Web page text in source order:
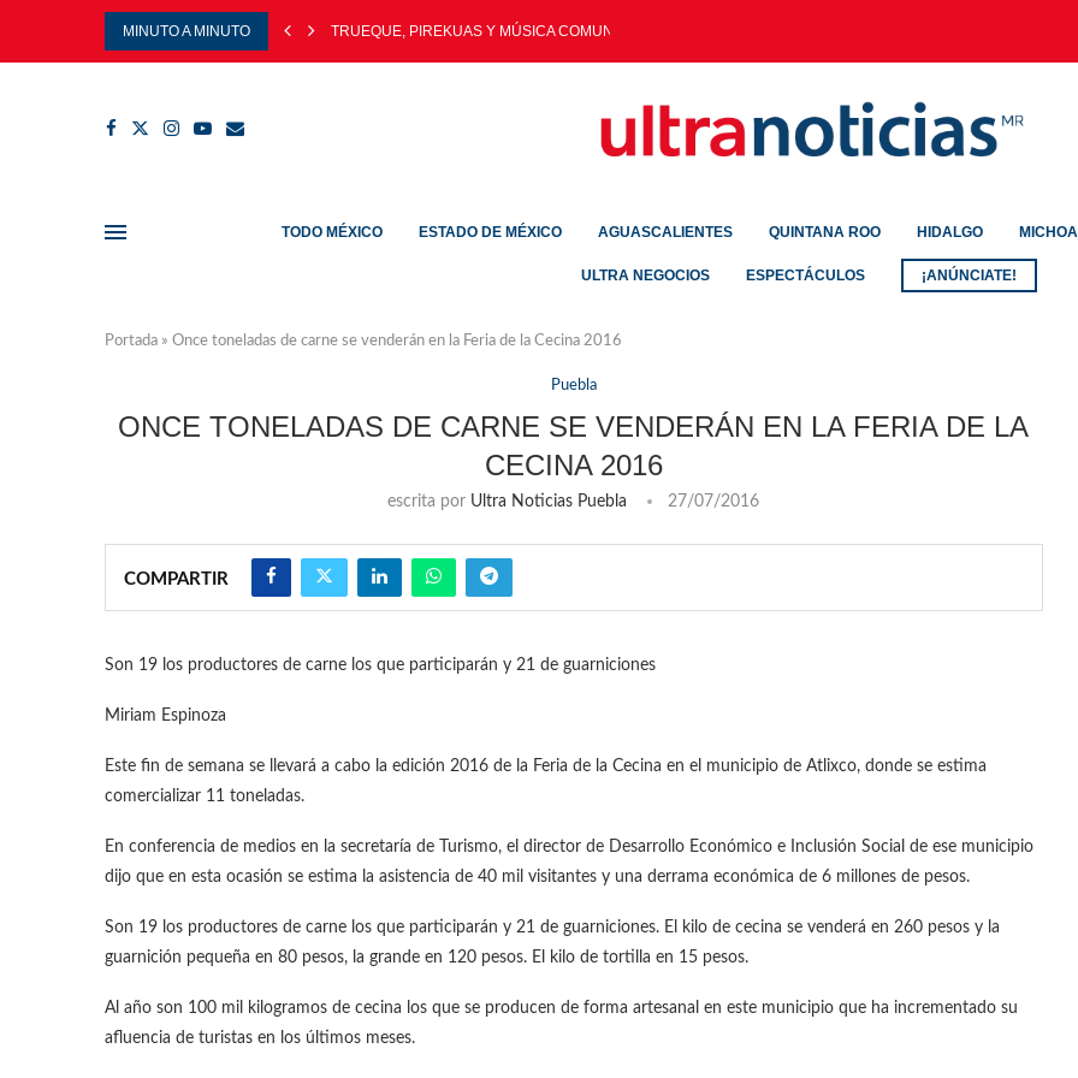
MINUTO A MINUTO TRUEQUE, PIREKUAS Y MÚSICA COMUNITARIA LLEGAN AL COLEGIO...
TODO MÉXICO ESTADO DE MÉXICO AGUASCALIENTES QUINTANA ROO HIDALGO
ULTRA NEGOCIOS ESPECTÁCULOS ¡ANÚNCIATE!
Portada » Once toneladas de carne se venderán en la Feria de la Cecina 2016
Puebla
ONCE TONELADAS DE CARNE SE VENDERÁN EN LA FERIA DE LA
CECINA 2016
escrita por Ultra Noticias Puebla 27/07/2016
COMPARTIR
Son 19 los productores de carne los que participarán y 21 de guarniciones
Miriam Espinoza
Este fin de semana se llevará a cabo la edición 2016 de la Feria de la Cecina en el municipio de Atlixco, donde se estima
comercializar 11 toneladas.
En conferencia de medios en la secretaría de Turismo, el director de Desarrollo Económico e Inclusión Social de ese municipio
dijo que en esta ocasión se estima la asistencia de 40 mil visitantes y una derrama económica de 6 millones de pesos.
Son 19 los productores de carne los que participarán y 21 de guarniciones. El kilo de cecina se venderá en 260 pesos y la
guarnición pequeña en 80 pesos, la grande en 120 pesos. El kilo de tortilla en 15 pesos.
Al año son 100 mil kilogramos de cecina los que se producen de forma artesanal en este municipio que ha incrementado su
afluencia de turistas en los últimos meses.